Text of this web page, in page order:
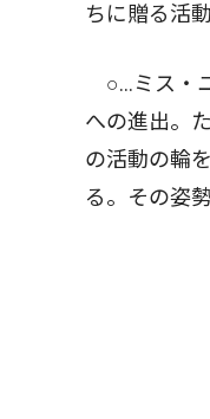
ちに贈る活
○…ミス・
への進出。
の活動の輪
る。その姿